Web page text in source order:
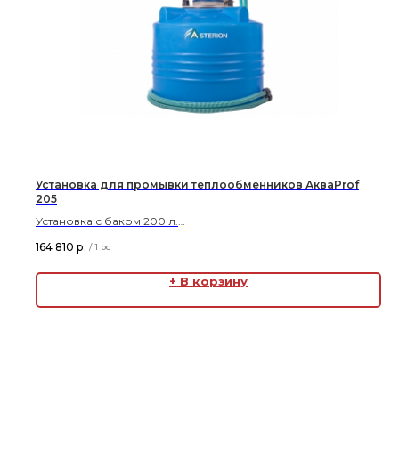
Установка для промывки теплообменников АкваProf
205
Установка с баком 200 л.
Реверс.
164 810 р. / 1 pc
+ В корзину